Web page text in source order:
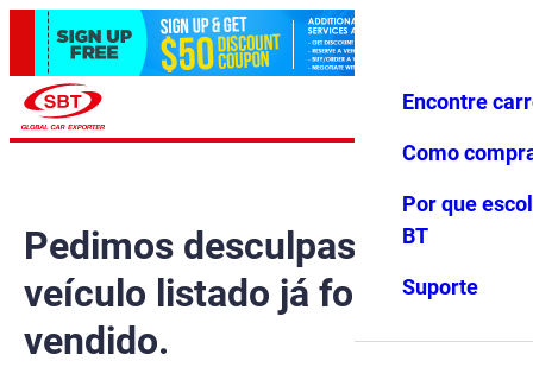
Favoritos Menu
Encontre
Como
Por que
BT
Suporte
Pedimos desculpas, mas o
veículo listado já foi
vendido.